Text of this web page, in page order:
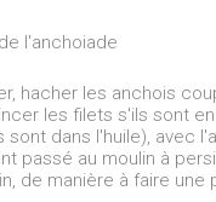
l'anchoiade
hacher les anchois
les filets s'ils sont
sont dans l'huile), avec
passé au moulin à
de manière à faire une